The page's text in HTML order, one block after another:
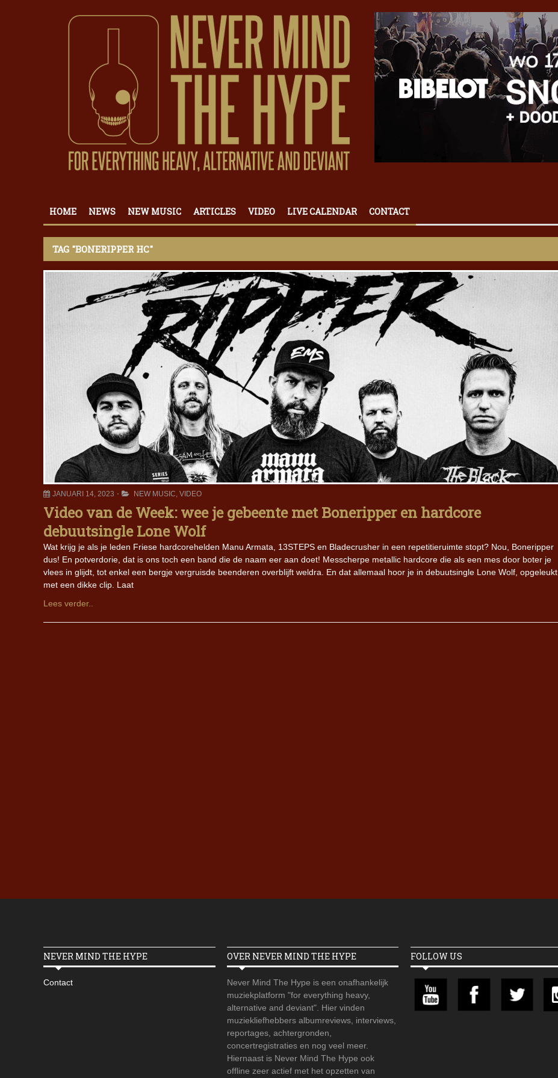
HOME NEWS NEW MUSIC ARTICLES VIDEO LIVE CALENDAR CONTACT
TAG "BONERIPPER HC"
JANUARI 14, 2023 NEW MUSIC, VIDEO
Video van de Week: wee je gebeente met Boneripper en hardcore
debuutsingle Lone Wolf
Wat krijg je als je leden Friese hardcorehelden Manu Armata, 13STEPS en Bladecrusher in een repetitieruimte stopt? Nou, Boneripper
dus! En potverdorie, dat is ons toch een band die de naam eer aan doet! Messcherpe metallic hardcore die als een mes door boter je
vlees in glijdt, tot enkel een bergje vergruisde beenderen overblijft weldra. En dat allemaal hoor je in debuutsingle Lone Wolf, opgeleukt
met een dikke clip. Laat
Lees verder..
NEVER MIND THE HYPE
Contact
OVER NEVER MIND THE HYPE
Never Mind The Hype is een onafhankelijk
muziekplatform "for everything heavy,
alternative and deviant". Hier vinden
muziekliefhebbers albumreviews, interviews,
reportages, achtergronden,
concertregistraties en nog veel meer.
Hiernaast is Never Mind The Hype ook
offline zeer actief met het opzetten van
FOLLOW US